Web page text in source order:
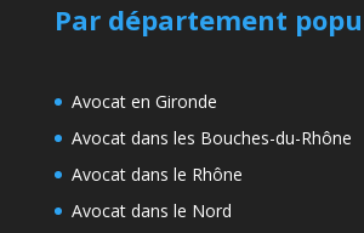
Par département
Avocat en Gironde
Avocat dans les Bouches-du-Rhône
Avocat dans le Rhône
Avocat dans le Nord